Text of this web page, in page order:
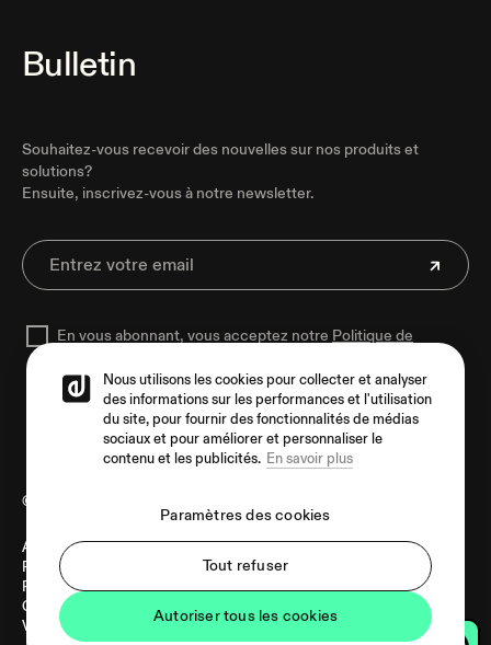
Bulletin
Souhaitez-vous recevoir des nouvelles sur nos produits et
solutions?
Ensuite, inscrivez-vous à notre newsletter.
En vous abonnant, vous acceptez notre Politique de
© 2026 Ecler
Avis juridique
Politique de cookies
Politique de confidentialité
Canal de Signalement
Vulnerability Policy
Langue
Nous utilisons les cookies pour collecter et analyser
des informations sur les performances et l'utilisation
du site, pour fournir des fonctionnalités de médias
sociaux et pour améliorer et personnaliser le
contenu et les publicités. En savoir plus
Paramètres des cookies
Tout refuser
Autoriser tous les cookies